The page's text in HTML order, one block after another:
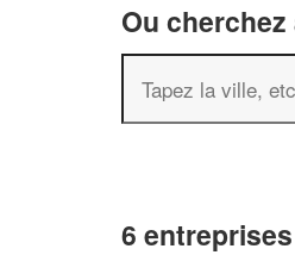
Ou
6